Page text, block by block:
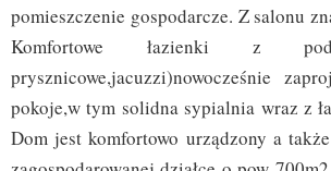
pomieszczenie gospodarcze. Z salonu
Komfortowe łazienki z
prysznicowe,jacuzzi)nowocześnie
pokoje,w tym solidna sypialnia wraz z
Dom jest komfortowo urządzony a